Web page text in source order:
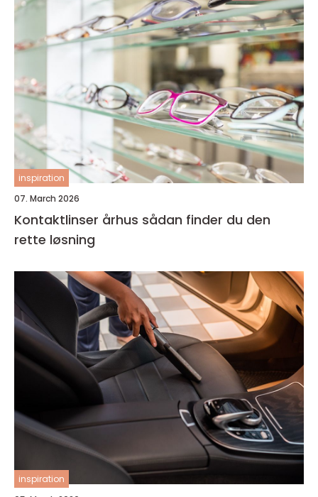
inspiration
07. March 2026
Kontaktlinser århus sådan finder du den
rette løsning
inspiration